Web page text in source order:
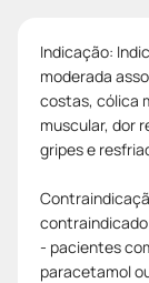
Indicação:
moderada
costas, cólica
muscular, dor
gripes e
- pacientes
paracetamol